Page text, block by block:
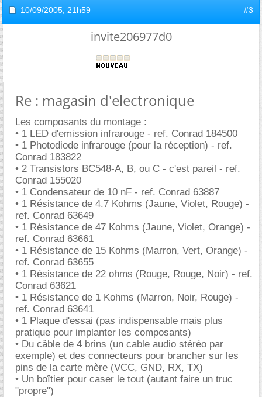
10/09/2005, 21h59 #3
invite206977d0
Re : magasin d'electronique
Les composants du montage :
• 1 LED d'emission infrarouge - ref. Conrad 184500
• 1 Photodiode infrarouge (pour la réception) - ref.
Conrad 183822
• 2 Transistors BC548-A, B, ou C - c'est pareil - ref.
Conrad 155020
• 1 Condensateur de 10 nF - ref. Conrad 63887
• 1 Résistance de 4.7 Kohms (Jaune, Violet, Rouge) -
ref. Conrad 63649
• 1 Résistance de 47 Kohms (Jaune, Violet, Orange) -
ref. Conrad 63661
• 1 Résistance de 15 Kohms (Marron, Vert, Orange) -
ref. Conrad 63655
• 1 Résistance de 22 ohms (Rouge, Rouge, Noir) - ref.
Conrad 63621
• 1 Résistance de 1 Kohms (Marron, Noir, Rouge) -
ref. Conrad 63641
• 1 Plaque d'essai (pas indispensable mais plus
pratique pour implanter les composants)
• Du câble de 4 brins (un cable audio stéréo par
exemple) et des connecteurs pour brancher sur les
pins de la carte mère (VCC, GND, RX, TX)
• Un boîtier pour caser le tout (autant faire un truc
"propre")